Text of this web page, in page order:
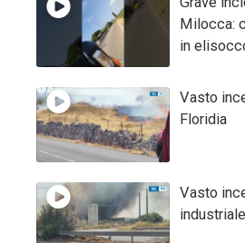
Milocca:
in
Vasto
Floridia
Vasto